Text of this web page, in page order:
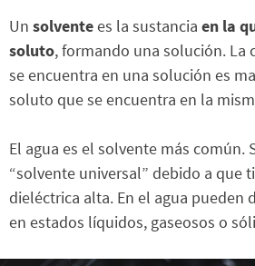
Un solventees la sustancia en la
soluto, formando una solución. La
se encuentra en una solución es
soluto que se encuentra en la
El agua es el solvente más común.
“solvente universal” debido a que
dieléctrica alta. En el agua pueden
en estados líquidos, gaseosos o